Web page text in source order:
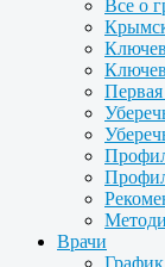
Все о
Врачи